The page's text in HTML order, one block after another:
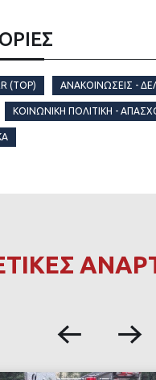
(TOP) ΑΝΑΚΟΙΝΏΣΕΙΣ -
ΚΟΙΝΩΝΙΚΉ ΠΟΛΙΤΙΚΉ -